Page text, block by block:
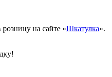
на сайте «Шкатулка».